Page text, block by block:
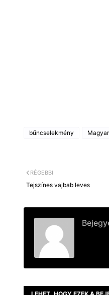
bűncselekmény
RÉGEBBI
Tejszínes vajbab leves